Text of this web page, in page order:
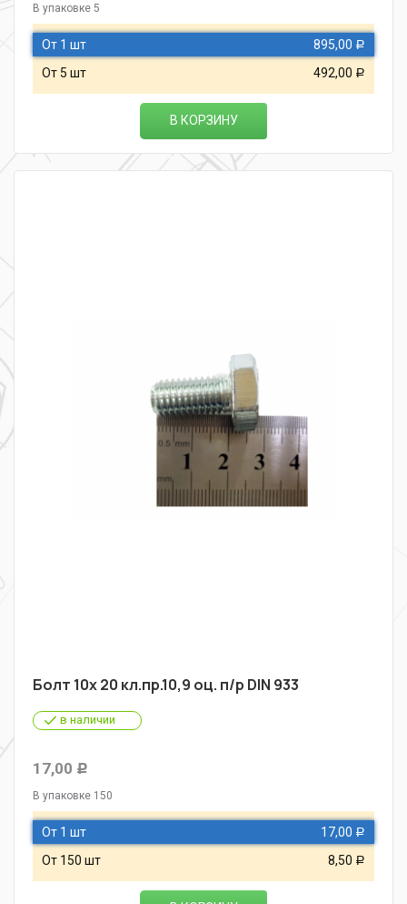
В упаковке 5
От 1 шт 895,00 Р
От 5 шт 492,00 Р
В КОРЗИНУ
Болт 10х 20 кл.пр.10,9 оц. п/р DIN 933
в наличии
17,00 Р
В упаковке 150
От 1 шт 17,00 Р
От 150 шт 8,50 Р